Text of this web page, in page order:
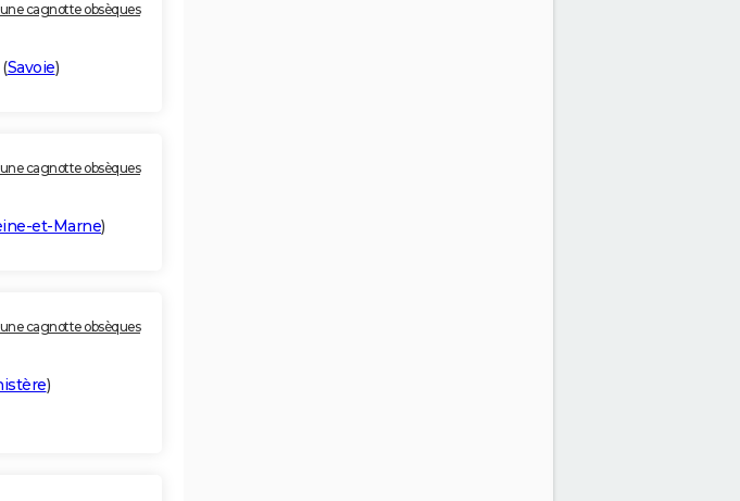
cagnotte obsèques
Savoie)
cagnotte obsèques
et-Marne)
cagnotte obsèques
)